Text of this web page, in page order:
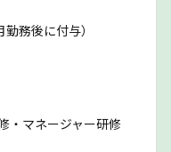
務後に付与）
・マネージャー研修